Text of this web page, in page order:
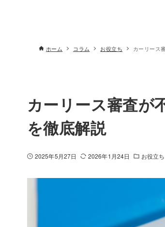
ホーム コラム お役立ち カーリース
カーリース審査が
を徹底解説
2025年5月27日 2026年1月24日 お役立ち